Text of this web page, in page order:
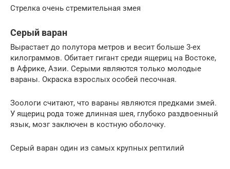
Стрелка очень стремительная змея
Серый варан
Вырастает до полутора метров и весит больше 3-ех
килограммов. Обитает гигант среди ящериц на Востоке,
в Африке, Азии. Серыми являются только молодые
вараны. Окраска взрослых особей песочная.
Зоологи считают, что вараны являются предками змей.
У ящериц рода тоже длинная шея, глубоко раздвоенный
язык, мозг заключен в костную оболочку.
Серый варан один из самых крупных рептилий